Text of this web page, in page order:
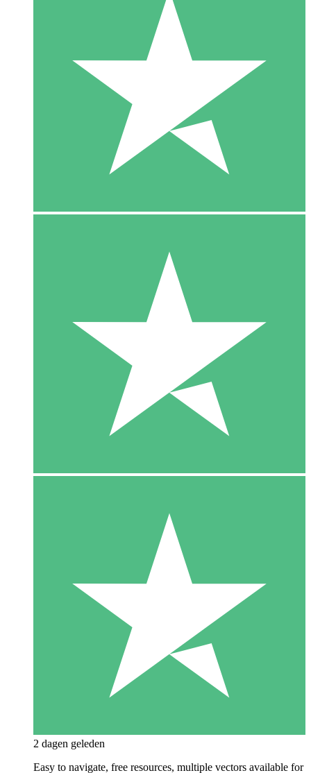
2 dagen geleden
Easy to navigate, free resources, multiple vectors available for